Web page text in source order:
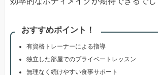
おすすめポイント！
有資格トレーナーによる指導
独立した部屋でのプライベートレッスン
無理なく続けやすい食事サポート